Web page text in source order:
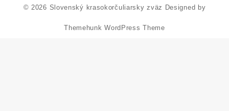
© 2026 Slovenský krasokorčuliarsky zväz Designed by
Themehunk WordPress Theme